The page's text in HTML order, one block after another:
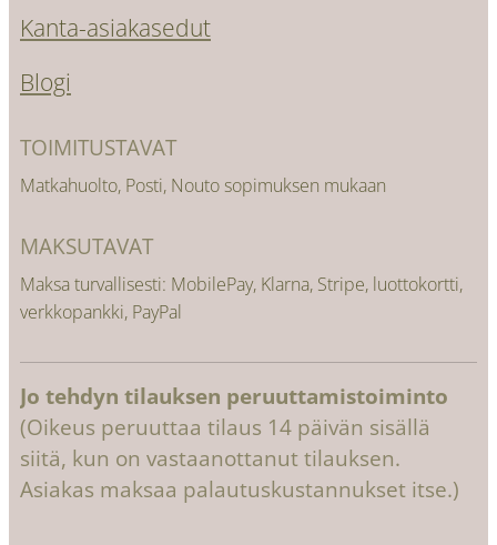
Kanta-asiakasedut
Blogi
TOIMITUSTAVAT
Matkahuolto, Posti, Nouto sopimuksen mukaan
MAKSUTAVAT
Maksa turvallisesti: MobilePay, Klarna, Stripe, luottokortti,
verkkopankki, PayPal
Jo tehdyn tilauksen peruuttamistoiminto
(Oikeus peruuttaa tilaus 14 päivän sisällä
siitä, kun on vastaanottanut tilauksen.
Asiakas maksaa palautuskustannukset itse.)